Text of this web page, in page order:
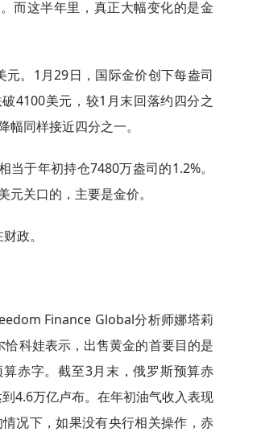
而这半年里，真正大幅变化的是金
。1月29日，国际金价创下每盎司
4100美元，较1月末回落约四分之
同样接近四分之一。
于年初持仓7480万盎司的1.2%。
关口的，主要是金价。
政。
Finance Global分析师娜塔莉
恰科娃表示，出售黄金的首要目的是
算赤字。截至3月末，俄罗斯预算赤
4.6万亿卢布。在年初油气收入表现
况下，如果没有央行相关操作，赤